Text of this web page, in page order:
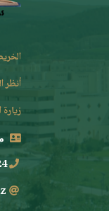
أنظر
زيارة
23/24 02 62 36 (213+)